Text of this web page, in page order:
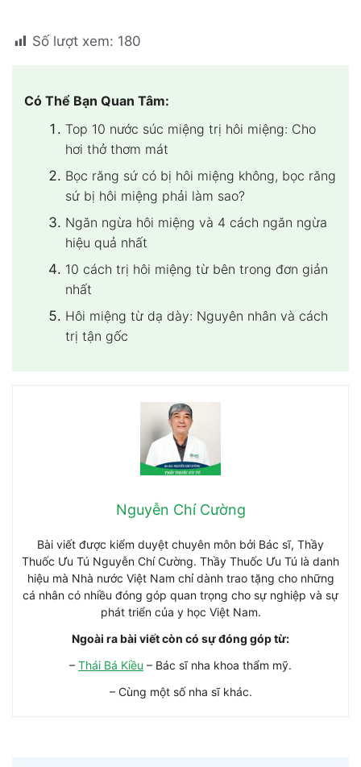
Số lượt xem: 180
Có Thể Bạn Quan Tâm:
Top 10 nước súc miệng trị hôi miệng: Cho
hơi thở thơm mát
Bọc răng sứ có bị hôi miệng không, bọc răng
sứ bị hôi miệng phải làm sao?
Ngăn ngừa hôi miệng và 4 cách ngăn ngừa
hiệu quả nhất
10 cách trị hôi miệng từ bên trong đơn giản
nhất
Hôi miệng từ dạ dày: Nguyên nhân và cách
trị tận gốc
Nguyễn Chí Cường
Bài viết được kiểm duyệt chuyên môn bởi Bác sĩ, Thầy
Thuốc Ưu Tú Nguyễn Chí Cường. Thầy Thuốc Ưu Tú là danh
hiệu mà Nhà nước Việt Nam chỉ dành trao tặng cho những
cá nhân có nhiều đóng góp quan trọng cho sự nghiệp và sự
phát triển của y học Việt Nam.
Ngoài ra bài viết còn có sự đóng góp từ:
– Thái Bá Kiều – Bác sĩ nha khoa thẩm mỹ.
– Cùng một số nha sĩ khác.